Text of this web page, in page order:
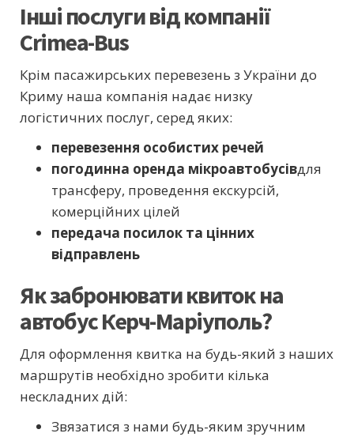
Інші послуги від компанії
Crimea-Bus
Крім пасажирських перевезень з України до
Криму наша компанія надає низку
логістичних послуг, серед яких:
перевезення особистих речей
погодинна оренда мікроавтобусівдля
трансферу, проведення екскурсій,
комерційних цілей
передача посилок та цінних
відправлень
Як забронювати квиток на
автобус Керч-Маріуполь?
Для оформлення квитка на будь-який з наших
маршрутів необхідно зробити кілька
нескладних дій:
Звязатися з нами будь-яким зручним